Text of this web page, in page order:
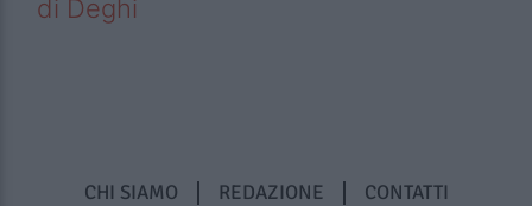
di Deghi
CHI SIAMO REDAZIONE CONTATTI